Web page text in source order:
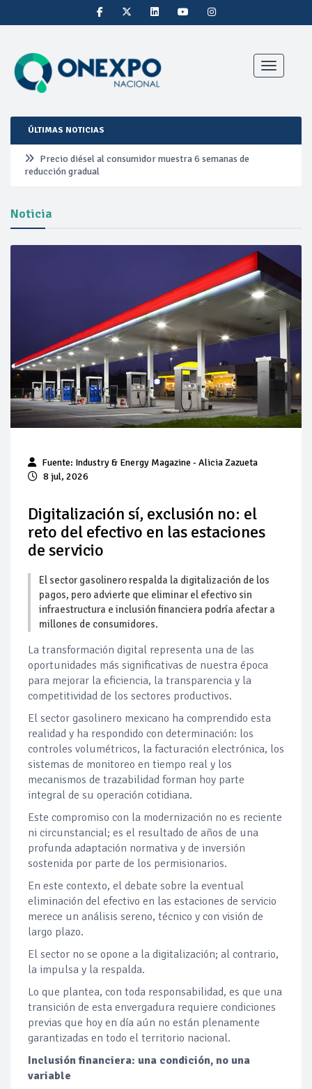
Toggle
ÚLTIMAS NOTICIAS
Precio diésel al consumidor muestra 6 semanas de
reducción gradual
Pemex ante la refinación clandestina
Petrobras duplica ganancias en segundo trimestre por
Cautela en el mercado por conversaciones Irán-Omán
Pierde Pemex 71 millones de pesos al día por
"procesadoras" ilegales
Pacto dispara 83% ventas diésel Pemex
Incertidumbre regulatoria pone a prueba las inversiones de
las Estaciones de Servicio familiares
espera estabilización del mercado
acuerdo de paz
Petróleo continúa su descenso en el mercado internacional
Noticia
Fuente: Industry & Energy Magazine- Alicia Zazueta
8 jul, 2026
Digitalización sí, exclusión no: el
reto del efectivo en las estaciones
de servicio
El sector gasolinero respalda la digitalización de los
pagos, pero advierte que eliminar el efectivo sin
infraestructura e inclusión financiera podría afectar a
millones de consumidores.
La transformación digital representa una de las
oportunidades más significativas de nuestra época
para mejorar la eficiencia, la transparencia y la
competitividad de los sectores productivos.
El sector gasolinero mexicano ha comprendido esta
realidad y ha respondido con determinación: los
controles volumétricos, la facturación electrónica, los
sistemas de monitoreo en tiempo real y los
mecanismos de trazabilidad forman hoy parte
integral de su operación cotidiana.
Este compromiso con la modernización no es reciente
ni circunstancial; es el resultado de años de una
profunda adaptación normativa y de inversión
sostenida por parte de los permisionarios.
En este contexto, el debate sobre la eventual
eliminación del efectivo en las estaciones de servicio
merece un análisis sereno, técnico y con visión de
largo plazo.
El sector no se opone a la digitalización; al contrario,
la impulsa y la respalda.
Lo que plantea, con toda responsabilidad, es que una
transición de esta envergadura requiere condiciones
previas que hoy en día aún no están plenamente
garantizadas en todo el territorio nacional.
Inclusión financiera: una condición, no una
variable